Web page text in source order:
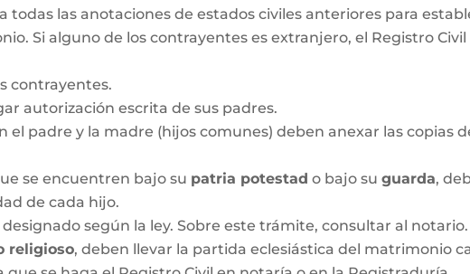
las anotaciones de estados civiles anteriores para
Si alguno de los contrayentes es extranjero, el Registro
contrayentes.
autorización escrita de sus padres.
el padre y la madre (hijos comunes) deben anexar las copias
se encuentren bajo su patria potestad o bajo suguarda,
de cada hijo.
designado según la ley. Sobre este trámite, consultar al notario.
religioso, deben llevar la partida eclesiástica del matrimonio